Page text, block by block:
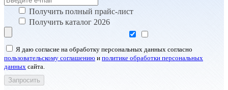
Получить полный прайс-лист
Получить каталог 2026
Я даю согласие на обработку персональных данных согласно
пользовательскому соглашению и политике обработки персональных
данных сайта.